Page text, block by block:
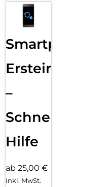
Smartphone
Ersteinrichtung
–
Schnelle
Hilfe
ab 25,00 €
inkl. MwSt.